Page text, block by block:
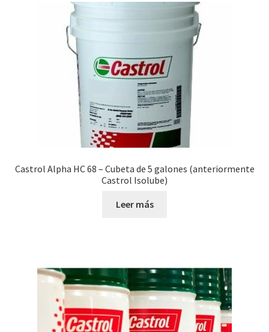
Castrol Alpha HC 68 – Cubeta de 5 galones (anteriormente
Castrol Isolube)
Leer más